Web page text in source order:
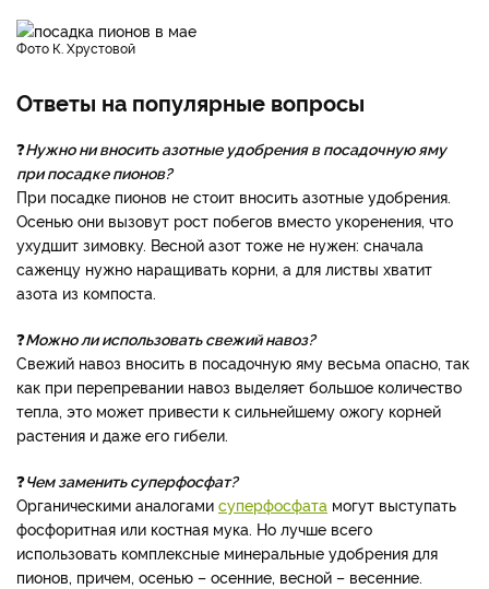
фото К. Хрустовой
Ответы на популярные вопросы
❓Нужно ни вносить азотные удобрения в посадочную яму
при посадке пионов?
При посадке пионов не стоит вносить азотные удобрения.
Осенью они вызовут рост побегов вместо укоренения, что
ухудшит зимовку. Весной азот тоже не нужен: сначала
саженцу нужно наращивать корни, а для листвы хватит
азота из компоста.
❓Можно ли использовать свежий навоз?
Свежий навоз вносить в посадочную яму весьма опасно, так
как при перепревании навоз выделяет большое количество
тепла, это может привести к сильнейшему ожогу корней
растения и даже его гибели.
❓Чем заменить суперфосфат?
Органическими аналогами суперфосфата могут выступать
фосфоритная или костная мука. Но лучше всего
использовать комплексные минеральные удобрения для
пионов, причем, осенью – осенние, весной – весенние.